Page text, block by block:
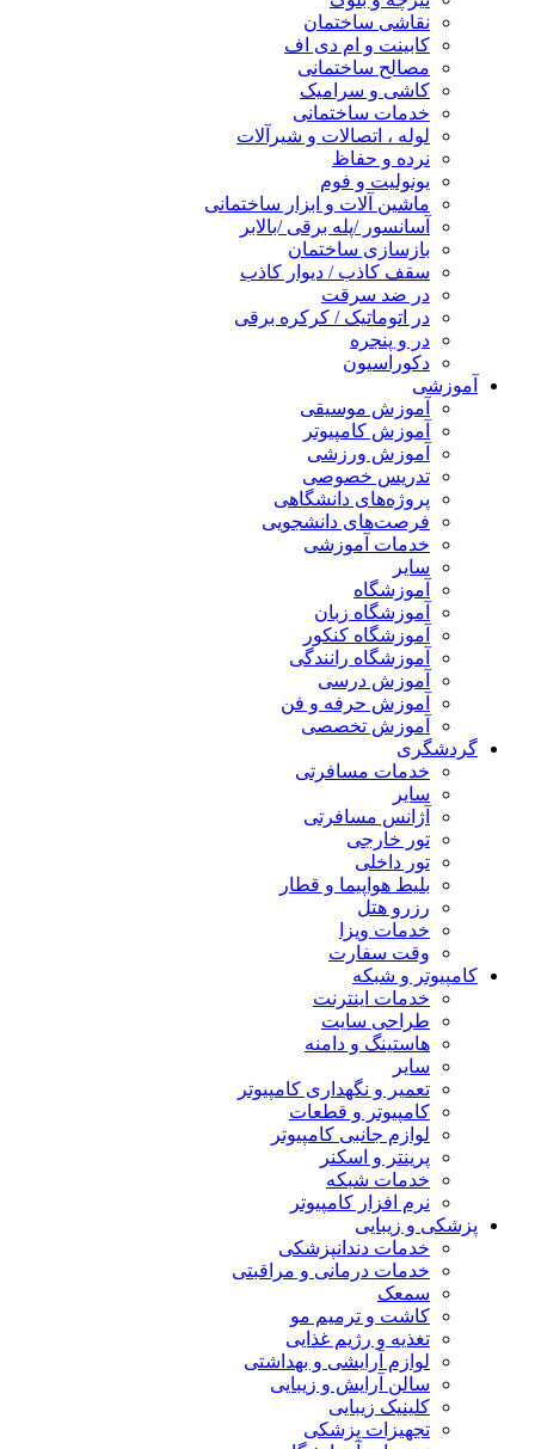
نقاشی ساختمان
کابینت و ام دی اف
مصالح ساختمانی
کاشی و سرامیک
خدمات ساختمانی
لوله ، اتصالات و شیرآلات
نرده و حفاظ
یونولیت و فوم
ماشین آلات و ابزار ساختمانی
آسانسور /پله برقی /بالابر
بازسازی ساختمان
سقف کاذب / دیوار کاذب
در ضد سرقت
در اتوماتیک / کرکره برقی
در و پنجره
دکوراسیون
آموزشی
آموزش موسیقی
آموزش کامپیوتر
آموزش ورزشی
تدریس خصوصی
پروژه‌های دانشگاهی
فرصت‌های دانشجویی
خدمات آموزشی
سایر
آموزشگاه
آموزشگاه زبان
آموزشگاه کنکور
آموزشگاه رانندگی
آموزش درسی
آموزش حرفه و فن
آموزش تخصصی
گردشگری
خدمات مسافرتی
سایر
آژانس مسافرتی
تور خارجی
تور داخلی
بلیط هواپیما و قطار
رزرو هتل
خدمات ویزا
وقت سفارت
کامپیوتر و شبکه
خدمات اینترنت
طراحی سایت
هاستینگ و دامنه
سایر
تعمیر و نگهداری کامپیوتر
کامپیوتر و قطعات
لوازم جانبی کامپیوتر
پرینتر و اسکنر
خدمات شبکه
نرم افزار کامپیوتر
پزشکی و زیبایی
خدمات دندانپزشکی
خدمات درمانی و مراقبتی
سمعک
کاشت و ترمیم مو
تغذیه و رژیم غذایی
لوازم آرایشی و بهداشتی
سالن آرایش و زیبایی
کلینیک زیبایی
تجهیزات پزشکی